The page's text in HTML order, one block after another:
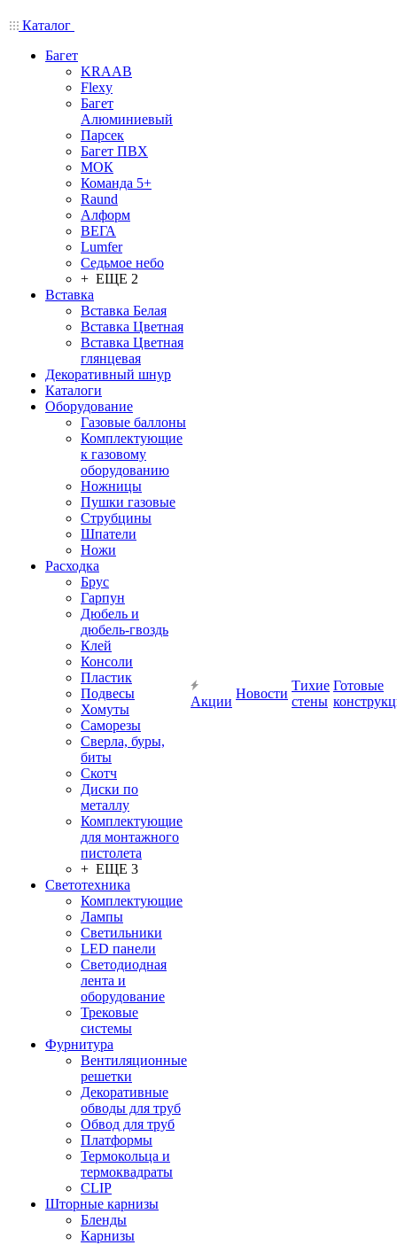
Каталог
Багет
KRAAB
Flexy
Багет
Алюминиевый
Парсек
Багет ПВХ
МОК
Команда 5+
Raund
Алформ
ВЕГА
Lumfer
Седьмое небо
+ ЕЩЕ 2
Вставка
Вставка Белая
Вставка Цветная
Вставка Цветная
глянцевая
Декоративный шнур
Каталоги
Оборудование
Газовые баллоны
Комплектующие
к газовому
оборудованию
Ножницы
Пушки газовые
Струбцины
Шпатели
Ножи
Расходка
Брус
Гарпун
Дюбель и
дюбель-гвоздь
Клей
Консоли
Пластик
Подвесы
Хомуты
Саморезы
Сверла, буры,
биты
Скотч
Диски по
металлу
Комплектующие
для монтажного
пистолета
+ ЕЩЕ 3
Светотехника
Комплектующие
Лампы
Светильники
LED панели
Светодиодная
лента и
оборудование
Трековые
системы
Фурнитура
Вентиляционные
решетки
Декоративные
обводы для труб
Обвод для труб
Платформы
Термокольца и
термоквадраты
CLIP
Шторные карнизы
Бленды
Карнизы
Акции
Новости
Тихие
стены
Готовые